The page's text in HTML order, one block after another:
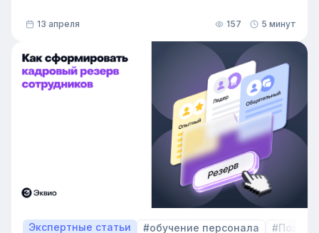
13 апреля 157 5 минут
Экспертные статьи #обучение персонала